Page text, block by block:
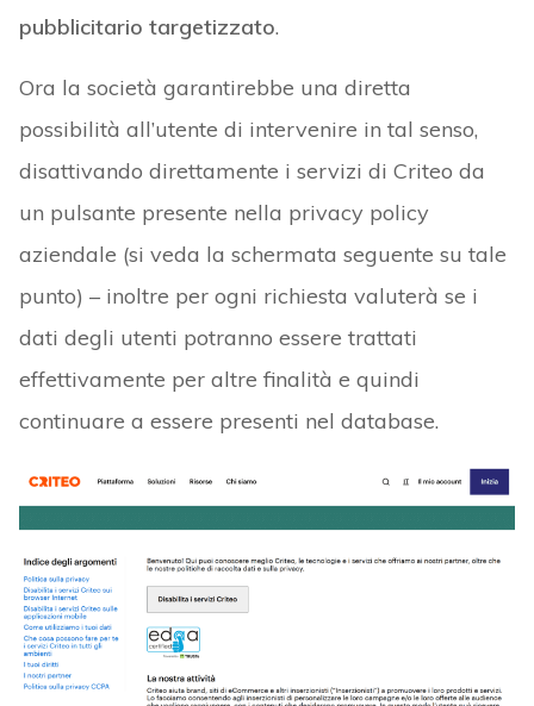
pubblicitario targetizzato.
Ora la società garantirebbe una diretta
possibilità all’utente di intervenire in tal senso,
disattivando direttamente i servizi di Criteo da
un pulsante presente nella privacy policy
aziendale (si veda la schermata seguente su tale
punto) – inoltre per ogni richiesta valuterà se i
dati degli utenti potranno essere trattati
effettivamente per altre finalità e quindi
continuare a essere presenti nel database.